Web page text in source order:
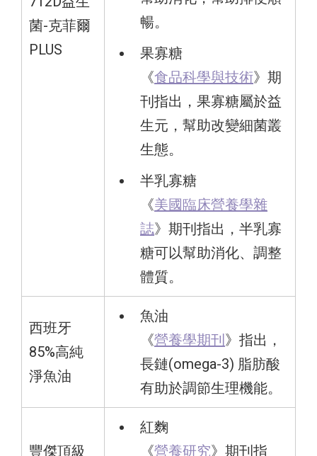
菌-克菲爾
PLUS
暢。
果寡糖
《食品科學與技術》期
刊指出，果寡糖屬於益
生元，幫助改變細菌叢
生態。
半乳寡糖
《美國臨床營養學雜
誌》期刊指出，半乳寡
糖可以幫助消化、調整
體質。
西班牙
85%高純
淨魚油
魚油
《營養學期刊 》指出，
長鏈(omega-3) 脂肪酸
有助於調節生理機能。
豐傑頂級
紅麴
《營養研究》期刊指